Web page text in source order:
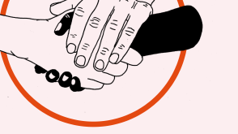
des Abos: Teilweise
daraufhin die
Rechnungen für ein
Verbraucherzentrale.